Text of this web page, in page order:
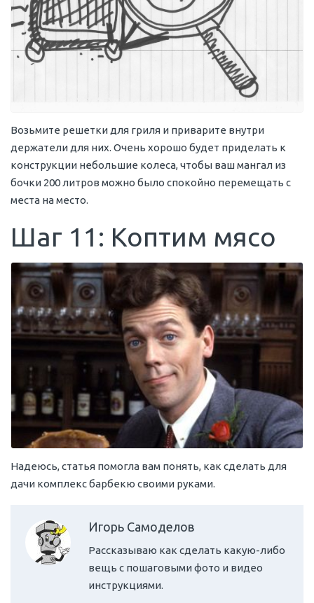
Возьмите решетки для гриля и приварите внутри
держатели для них. Очень хорошо будет приделать к
конструкции небольшие колеса, чтобы ваш мангал из
бочки 200 литров можно было спокойно перемещать с
места на место.
Шаг 11: Коптим мясо
Надеюсь, статья помогла вам понять, как сделать для
дачи комплекс барбекю своими руками.
Игорь Самоделов
Рассказываю как сделать какую-либо
вещь с пошаговыми фото и видео
инструкциями.